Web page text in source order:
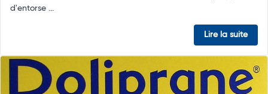
d'entorse ...
Lire la suite